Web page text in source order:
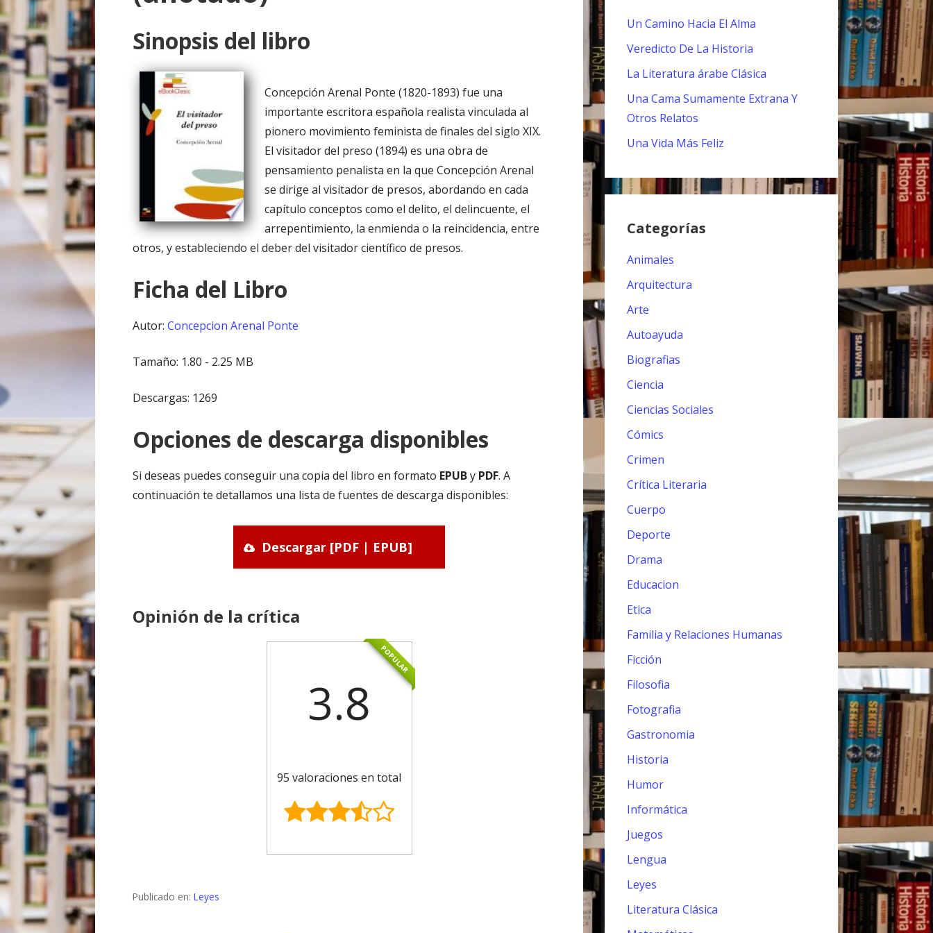
o
Sinopsis del libro
Concepción Arenal Ponte (1820-1893) fue una
importante escritora española realista vinculada al
pionero movimiento feminista de finales del siglo XIX.
El visitador del preso (1894) es una obra de
pensamiento penalista en la que Concepción Arenal
se dirige al visitador de presos, abordando en cada
capítulo conceptos como el delito, el delincuente, el
arrepentimiento, la enmienda o la reincidencia, entre
otros, y estableciendo el deber del visitador científico de presos.
Ficha del Libro
Autor:Concepcion Arenal Ponte
Tamaño: 1.80 - 2.25 MB
Descargas: 1269
Opciones de descarga disponibles
Si deseas puedes conseguir una copia del libro en formato EPUBy PDF. A
continuación te detallamos una lista de fuentes de descarga disponibles:
Descargar [PDF | EPUB]
Opinión de la crítica
POPULAR
3.8
95 valoraciones en total
Publicado en:Leyes
Un Camino Hacia El Alma
Veredicto De La Historia
La Literatura árabe Clásica
Una Cama Sumamente Extrana Y
Otros Relatos
Una Vida Más Feliz
Categorías
Animales
Arquitectura
Arte
Autoayuda
Biografias
Ciencia
Ciencias Sociales
Cómics
Crimen
Crítica Literaria
Cuerpo
Deporte
Drama
Educacion
Etica
Familia y Relaciones Humanas
Ficción
Filosofia
Fotografia
Gastronomia
Historia
Humor
Informática
Juegos
Lengua
Leyes
Literatura Clásica